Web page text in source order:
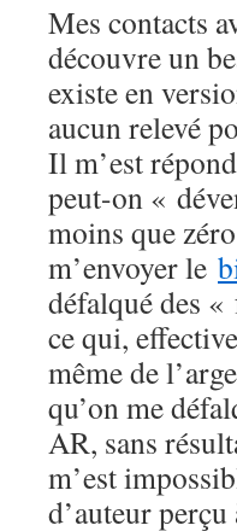
Mes contacts
découvre un
existe en
aucun relevé
Il m’est
peut-on «
moins que
m’envoyer le
défalqué des «
ce qui,
même de
qu’on me
AR, sans
m’est
d’auteur